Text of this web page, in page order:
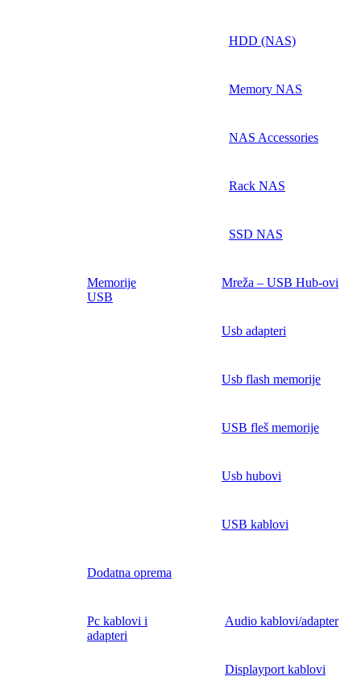
HDD (NAS)
Memory NAS
NAS Accessories
Rack NAS
SSD NAS
Memorije
USB
Mreža – USB Hub-ovi
Usb adapteri
Usb flash memorije
USB fleš memorije
Usb hubovi
USB kablovi
Dodatna oprema
Pc kablovi i
adapteri
Audio kablovi/adapter
Displayport kablovi